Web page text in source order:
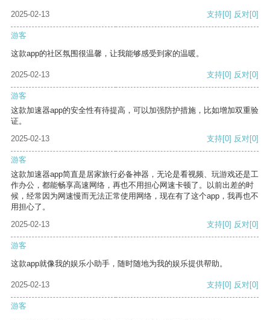
2025-02-13 支持[0] 反对[0]
游客
这款app的社区氛围很温馨，让我能够感受到家的温暖。
2025-02-13 支持[0] 反对[0]
游客
这款加速器app的安全性有待提高，可以加强防护措施，比如增加双重验
证。
2025-02-13
支持[0] 反对[0]
游客
这款加速器app简直是居家旅行必备神器，无论是看视频、玩游戏还是工
作办公，都能畅享高速网络，再也不用担心网速卡顿了。以前出差的时
候，经常因为网速慢而无法正常使用网络，现在有了这个app，我再也不
用担心了。
2025-02-13
支持[0] 反对[0]
游客
这款app就像我的娱乐小助手，随时随地为我的娱乐提供帮助。
2025-02-13 支持[0] 反对[0]
游客